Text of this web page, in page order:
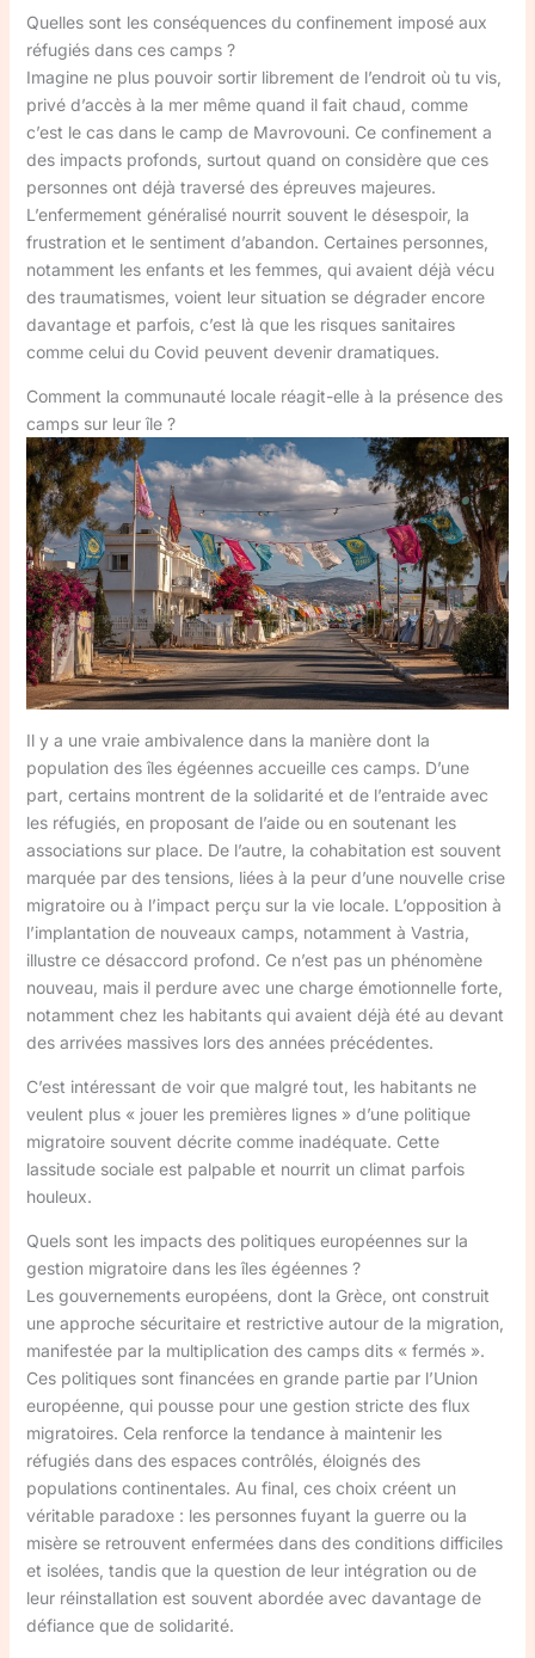
Quelles sont les conséquences du confinement imposé aux
réfugiés dans ces camps ?
Imagine ne plus pouvoir sortir librement de l’endroit où tu vis,
privé d’accès à la mer même quand il fait chaud, comme
c’est le cas dans le camp de Mavrovouni. Ce confinement a
des impacts profonds, surtout quand on considère que ces
personnes ont déjà traversé des épreuves majeures.
L’enfermement généralisé nourrit souvent le désespoir, la
frustration et le sentiment d’abandon. Certaines personnes,
notamment les enfants et les femmes, qui avaient déjà vécu
des traumatismes, voient leur situation se dégrader encore
davantage et parfois, c’est là que les risques sanitaires
comme celui du Covid peuvent devenir dramatiques.
Comment la communauté locale réagit-elle à la présence des
camps sur leur île ?
Il y a une vraie ambivalence dans la manière dont la
population des îles égéennes accueille ces camps. D’une
part, certains montrent de la solidarité et de l’entraide avec
les réfugiés, en proposant de l’aide ou en soutenant les
associations sur place. De l’autre, la cohabitation est souvent
marquée par des tensions, liées à la peur d’une nouvelle crise
migratoire ou à l’impact perçu sur la vie locale. L’opposition à
l’implantation de nouveaux camps, notamment à Vastria,
illustre ce désaccord profond. Ce n’est pas un phénomène
nouveau, mais il perdure avec une charge émotionnelle forte,
notamment chez les habitants qui avaient déjà été au devant
des arrivées massives lors des années précédentes.
C’est intéressant de voir que malgré tout, les habitants ne
veulent plus « jouer les premières lignes » d’une politique
migratoire souvent décrite comme inadéquate. Cette
lassitude sociale est palpable et nourrit un climat parfois
houleux.
Quels sont les impacts des politiques européennes sur la
gestion migratoire dans les îles égéennes ?
Les gouvernements européens, dont la Grèce, ont construit
une approche sécuritaire et restrictive autour de la migration,
manifestée par la multiplication des camps dits « fermés ».
Ces politiques sont financées en grande partie par l’Union
européenne, qui pousse pour une gestion stricte des flux
migratoires. Cela renforce la tendance à maintenir les
réfugiés dans des espaces contrôlés, éloignés des
populations continentales. Au final, ces choix créent un
véritable paradoxe : les personnes fuyant la guerre ou la
misère se retrouvent enfermées dans des conditions difficiles
et isolées, tandis que la question de leur intégration ou de
leur réinstallation est souvent abordée avec davantage de
défiance que de solidarité.